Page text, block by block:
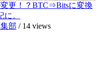
更！？BTC⇒Bitsに変換
に。
部 / 14 views